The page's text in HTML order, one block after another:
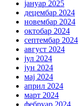
јануар 2025
децембар 2024
новембар 2024
октобар 2024
септембар 2024
август 2024
јул 2024
јун 2024
мај 2024
април 2024
март 2024
фебруар 2024